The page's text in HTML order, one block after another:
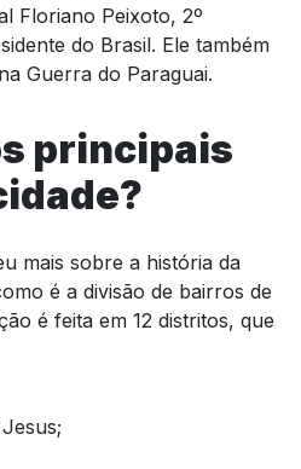
Floriano Peixoto, 2º
do Brasil. Ele também
Guerra do Paraguai.
principais
mais sobre a história da
é a divisão de bairros de
é feita em 12 distritos, que